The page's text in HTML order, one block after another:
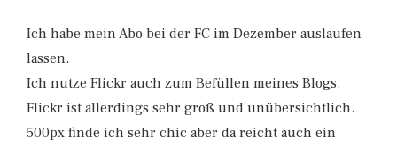
Ich habe mein Abo bei der FC im Dezember auslaufen
lassen.
Ich nutze Flickr auch zum Befüllen meines Blogs.
Flickr ist allerdings sehr groß und unübersichtlich.
500px finde ich sehr chic aber da reicht auch ein